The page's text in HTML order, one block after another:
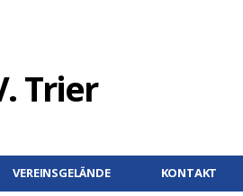
VEREINSGELÄNDE KONTAKT